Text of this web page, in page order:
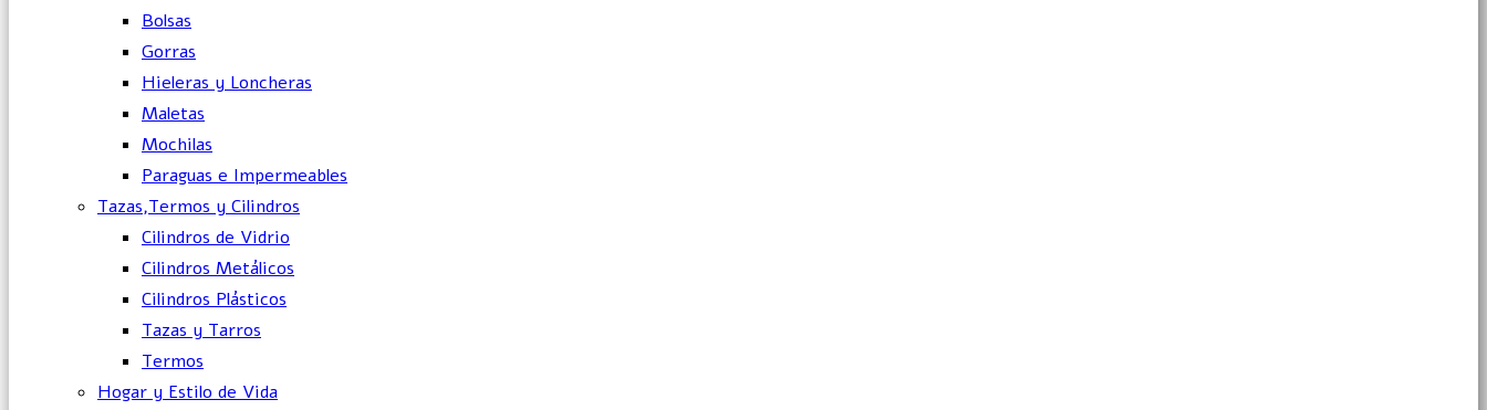
Bolsas
Gorras
Hieleras y Loncheras
Maletas
Mochilas
Paraguas e Impermeables
Tazas,Termos y Cilindros
Cilindros de Vidrio
Cilindros Metálicos
Cilindros Plásticos
Tazas y Tarros
Termos
Hogar y Estilo de Vida